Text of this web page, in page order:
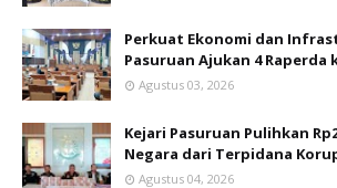
Perkuat Ekonomi dan
Pasuruan Ajukan 4 Raperda
Agustus 03, 2026
Kejari Pasuruan Pulihkan
Negara dari Terpidana
Agustus 04, 2026